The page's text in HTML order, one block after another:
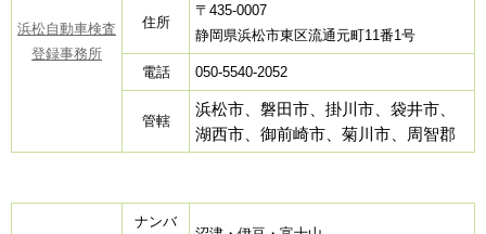
浜松自動車検査
登録事務所
住所
〒435-0007
静岡県浜松市東区流通元町11番1号
電話 050-5540-2052
管轄
浜松市、磐田市、掛川市、袋井市、
湖西市、御前崎市、菊川市、周智郡
ナンバ